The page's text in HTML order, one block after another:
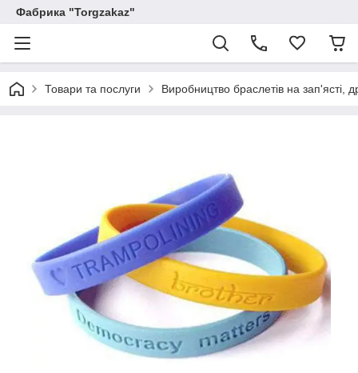
Фабрика "Torgzakaz"
Товари та послуги Виробництво браслетів на зап'ясті,